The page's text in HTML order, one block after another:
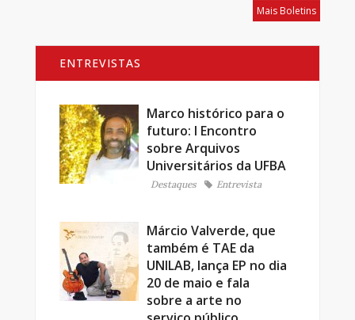
Mais Boletins
ENTREVISTAS
Marco histórico para o
futuro: I Encontro
sobre Arquivos
Universitários da UFBA
Destaques Entrevista
Márcio Valverde, que
também é TAE da
UNILAB, lança EP no dia
20 de maio e fala
sobre a arte no